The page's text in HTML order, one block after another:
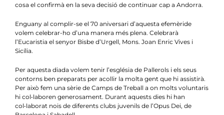
cosa el confirmà en la seva decisió de continuar cap a Andorra.
Enguany al complir-se el 70 aniversari d’aquesta efemèride
volem celebrar-ho d’una manera més plena. Celebrarà
l’Eucaristia el senyor Bisbe d’Urgell, Mons. Joan Enric Vives i
Sicília.
Per aquesta diada volem tenir l’església de Pallerols i els seus
contorns ben preparats per acollir la molta gent que hi assistirà.
Per això fem una sèrie de Camps de Treball a on molts voluntaris
hi col•laboren generosament. Durant aquests dies hi han
col•laborat nois de diferents clubs juvenils de l’Opus Dei, de